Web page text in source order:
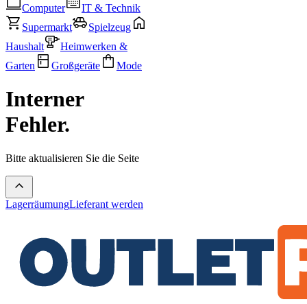
Computer
IT & Technik
Supermarkt
Spielzeug
Haushalt
Heimwerken &
Garten
Großgeräte Mode
Interner
Fehler.
Bitte aktualisieren Sie die Seite
LagerräumungLieferant werden